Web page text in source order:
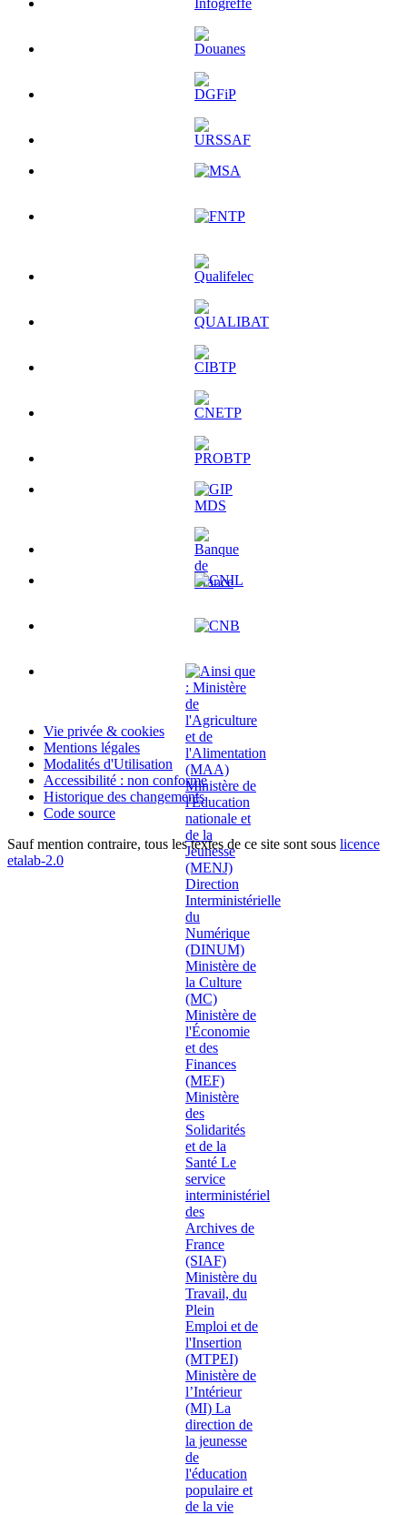
Vie privée & cookies
Mentions légales
Modalités d'Utilisation
Accessibilité : non conforme
Historique des changements
Code source
Sauf mention contraire, tous les textes de ce site sont sous licence
etalab-2.0